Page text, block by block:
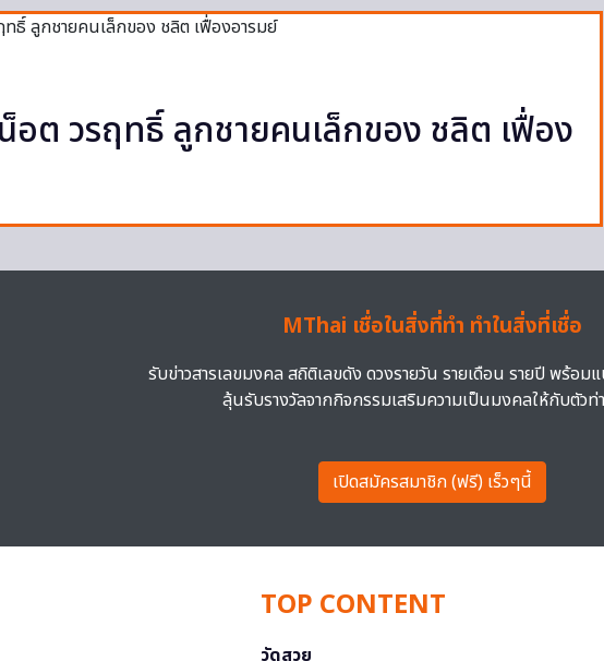
อต วรฤทธิ์ ลูกชายคนเล็กของ ชลิต เฟื่อง
MThai เชื่อในสิ่งที่ทำ ทำในสิ่งที่เชื่อ
รับข่าวสารเลขมงคล สถิติเลขดัง ดวงรายวัน รายเดือน รายปี พร้อม
ลุ้นรับรางวัลจากกิจกรรมเสริมความเป็นมงคลให้กับตัวท่
เปิดสมัครสมาชิก (ฟรี) เร็วๆนี้
TOP CONTENT
วัดสวย